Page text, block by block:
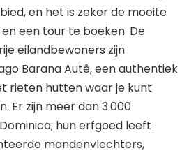
en het is zeker de moeite
een tour te boeken. De
eilandbewoners zijn
Barana Autê, een authentiek
rieten hutten waar je kunt
Er zijn meer dan 3.000
hun erfgoed leeft
mandenvlechters,